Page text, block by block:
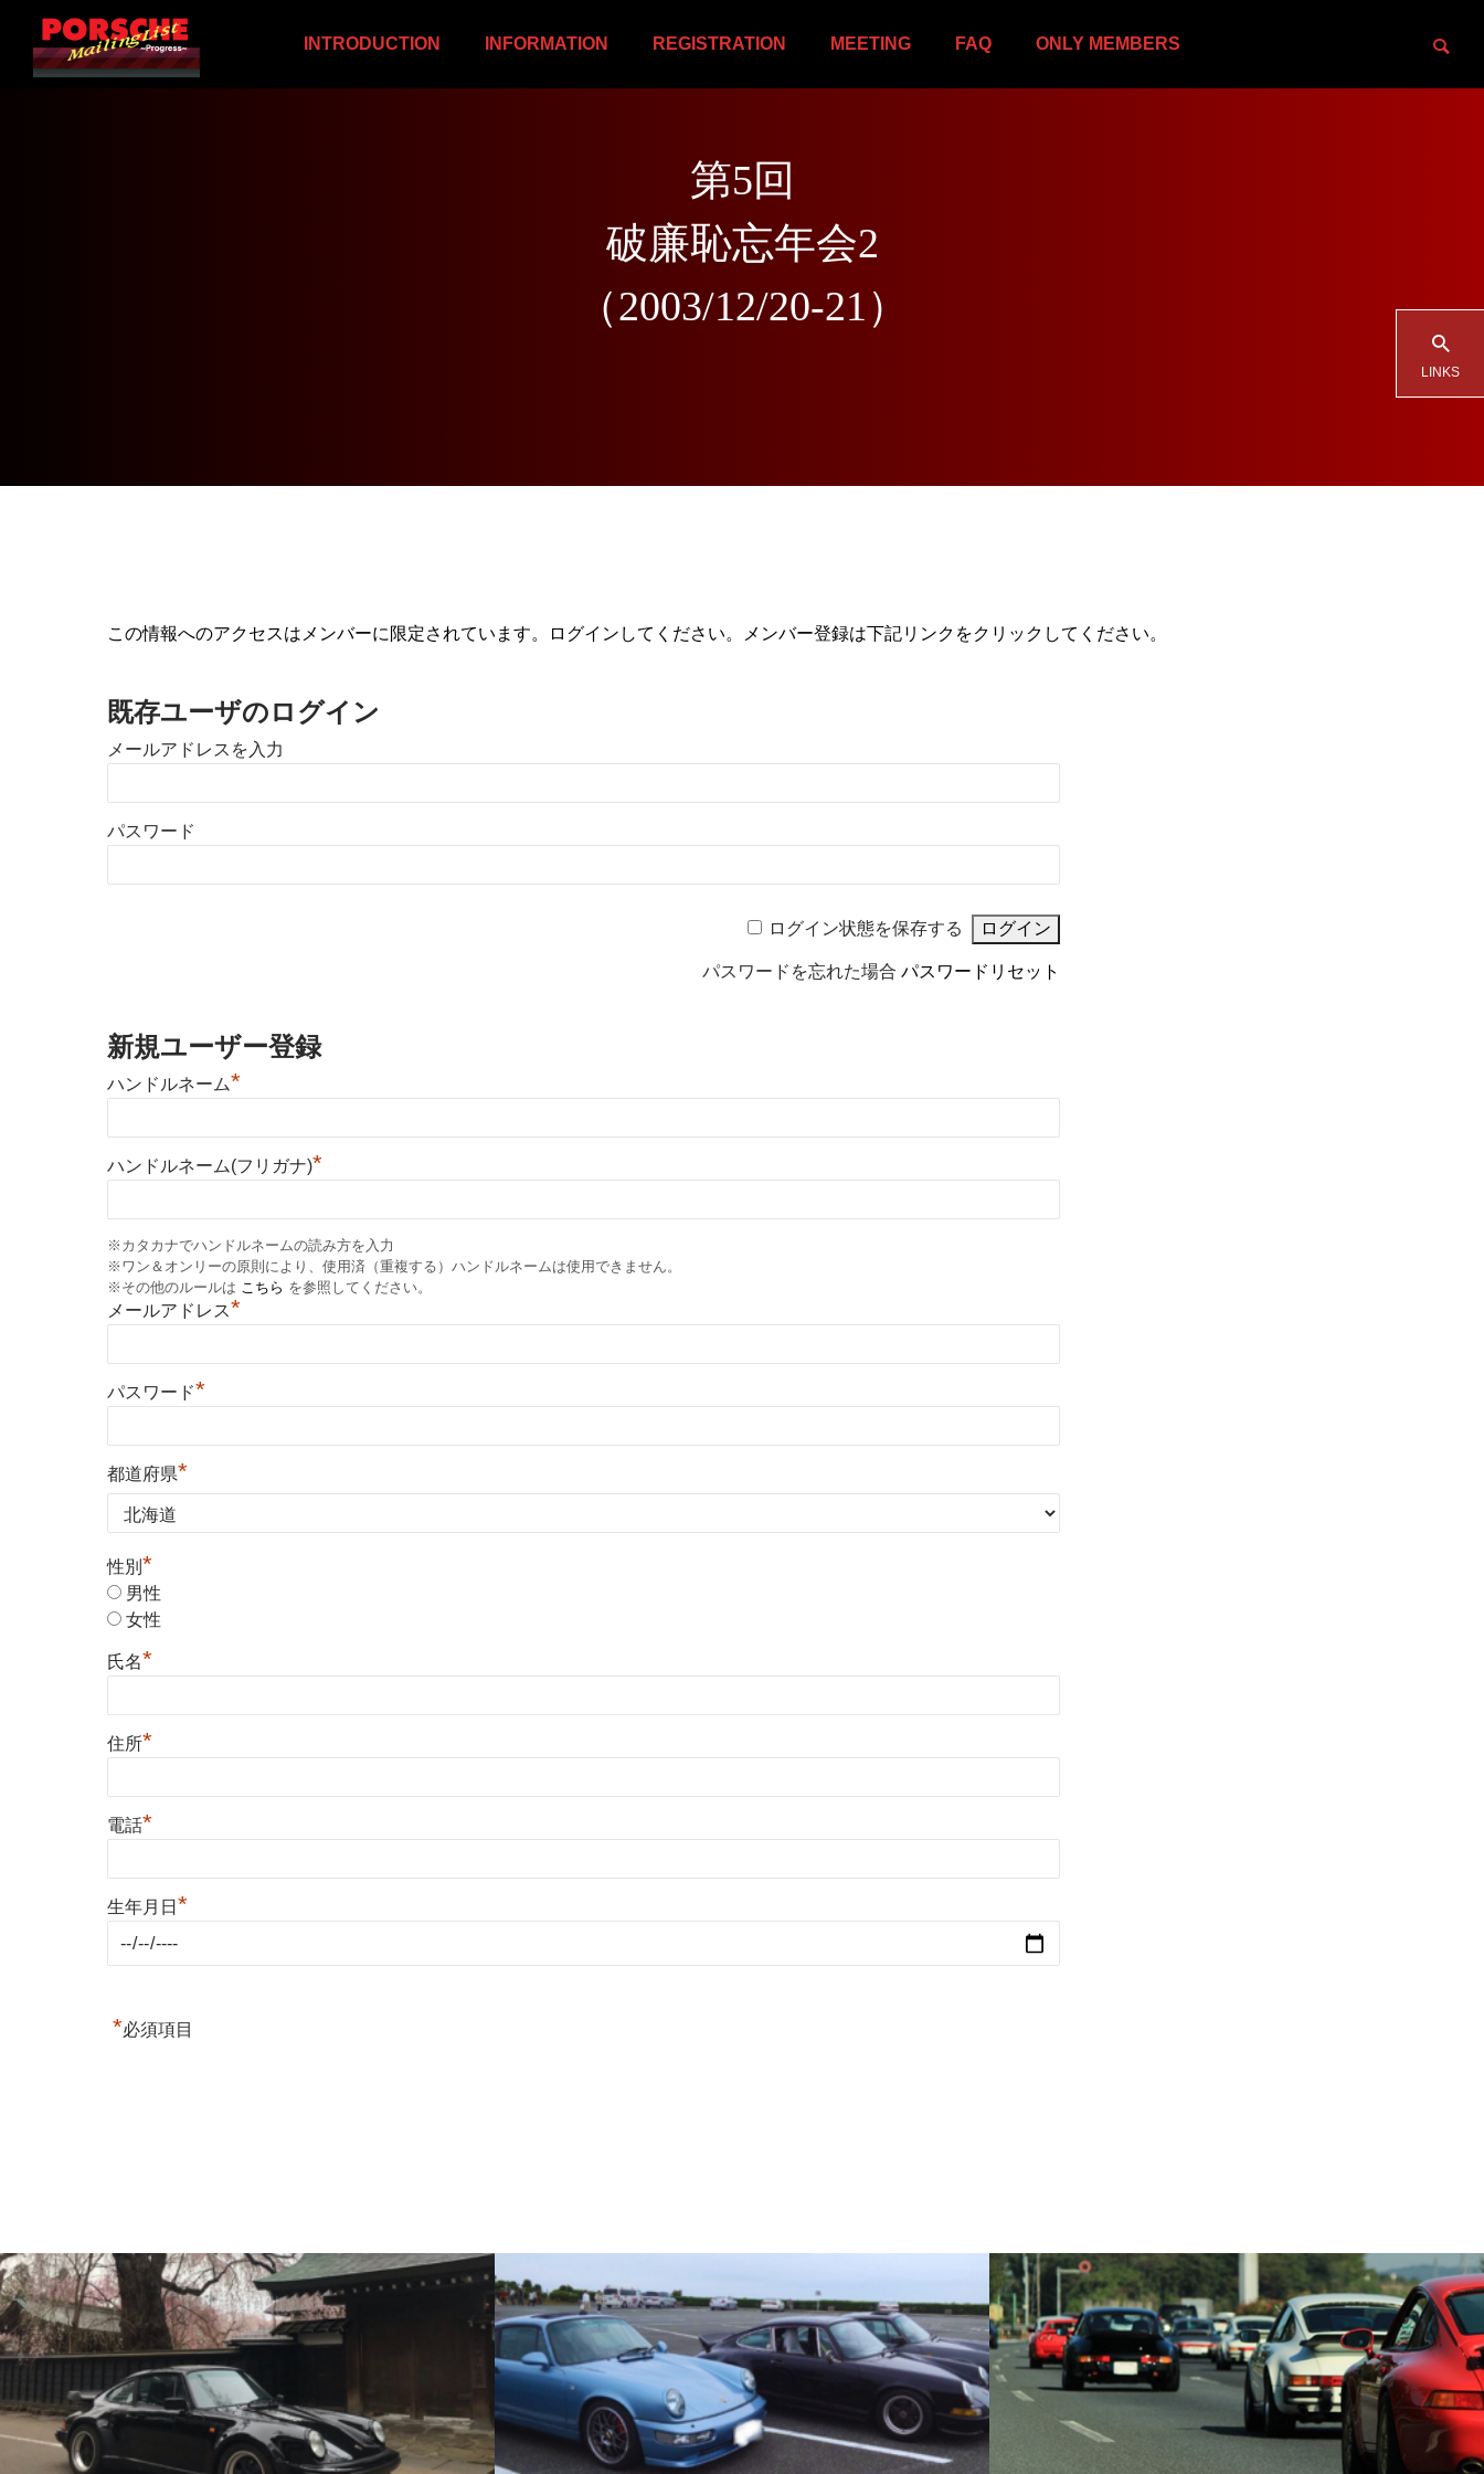
INTRODUCTION INFORMATION REGISTRATION MEETING FAQ ONLY MEMBERS
第5回
破廉恥忘年会2
（2003/12/20-21 ）
この情報へのアクセスはメンバーに限定されています。ログインしてください。メンバー登録は下記リンクをクリックしてください。
既存ユーザのログイン
メールアドレスを入力
パスワード
ログイン状態を保存する
パスワードを忘れた場合 パスワードリセット
新規ユーザー登録
ハンドルネーム*
ハンドルネーム(フリガナ)*
※カタカナでハンドルネームの読み方を入力
※ワン＆オンリーの原則により、使用済（重複する）ハンドルネームは使用できません。
※その他のルールは こちら を参照してください。
メールアドレス*
パスワード*
都道府県*
性別 *
男性
女性
氏名*
住所*
電話*
生年月日 *
*必須項目
LINKS